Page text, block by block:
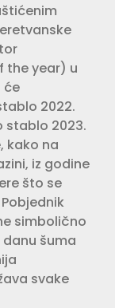
the year) u
će
2022.
stablo 2023.
kako na
iz godine
što se
simbolično
šuma
svake